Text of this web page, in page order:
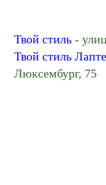
Твой стиль -
Твой стиль
Люксембург, 75